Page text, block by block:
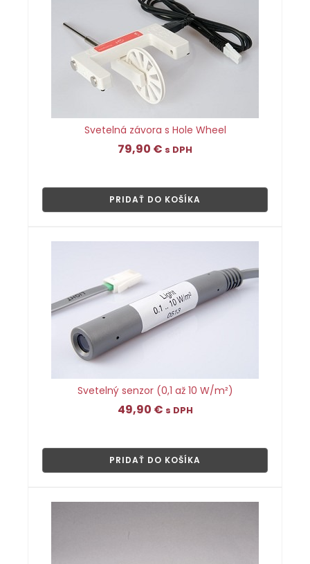
Svetelná závora s Hole Wheel
79,90 € s DPH
PRIDAŤ DO KOŠÍKA
Svetelný senzor (0,1 až 10 W/m²)
49,90 € s DPH
PRIDAŤ DO KOŠÍKA